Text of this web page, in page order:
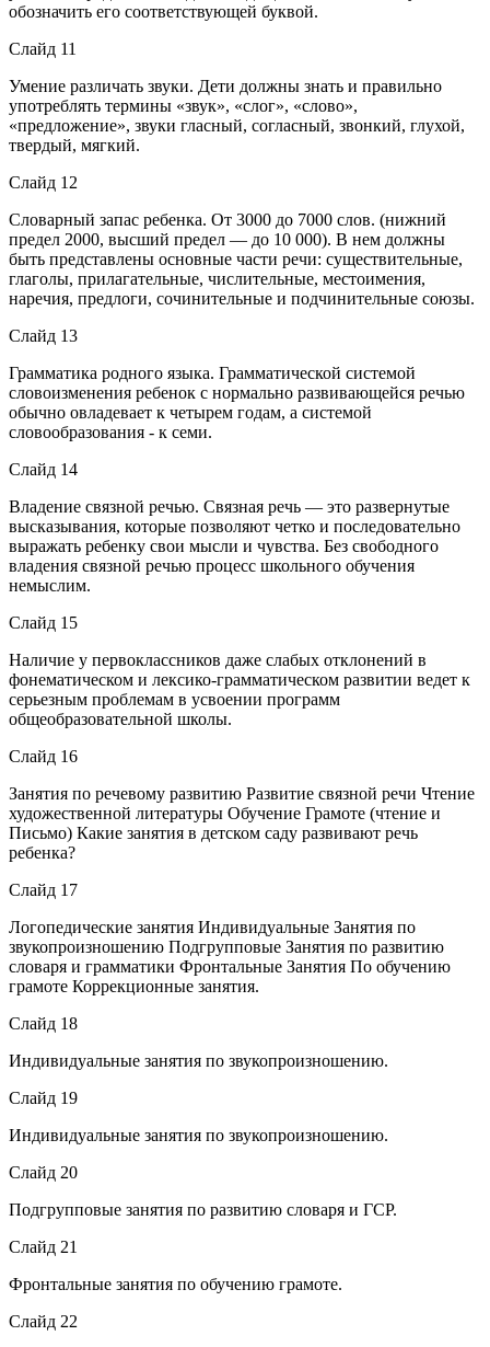
обозначить его соответствующей буквой.
Слайд 11
Умение различать звуки. Дети должны знать и правильно
употреблять термины «звук», «слог», «слово»,
«предложение», звуки гласный, согласный, звонкий, глухой,
твердый, мягкий.
Слайд 12
Словарный запас ребенка. От 3000 до 7000 слов. (нижний
предел 2000, высший предел — до 10 000). В нем должны
быть представлены основные части речи: существительные,
глаголы, прилагательные, числительные, местоимения,
наречия, предлоги, сочинительные и подчинительные союзы.
Слайд 13
Грамматика родного языка. Грамматической системой
словоизменения ребенок с нормально развивающейся речью
обычно овладевает к четырем годам, а системой
словообразования - к семи.
Слайд 14
Владение связной речью. Связная речь — это развернутые
высказывания, которые позволяют четко и последовательно
выражать ребенку свои мысли и чувства. Без свободного
владения связной речью процесс школьного обучения
немыслим.
Слайд 15
Наличие у первоклассников даже слабых отклонений в
фонематическом и лексико-грамматическом развитии ведет к
серьезным проблемам в усвоении программ
общеобразовательной школы.
Слайд 16
Занятия по речевому развитию Развитие связной речи Чтение
художественной литературы Обучение Грамоте (чтение и
Письмо) Какие занятия в детском саду развивают речь
ребенка?
Слайд 17
Логопедические занятия Индивидуальные Занятия по
звукопроизношению Подгрупповые Занятия по развитию
словаря и грамматики Фронтальные Занятия По обучению
грамоте Коррекционные занятия.
Слайд 18
Индивидуальные занятия по звукопроизношению.
Слайд 19
Индивидуальные занятия по звукопроизношению.
Слайд 20
Подгрупповые занятия по развитию словаря и ГСР.
Слайд 21
Фронтальные занятия по обучению грамоте.
Слайд 22